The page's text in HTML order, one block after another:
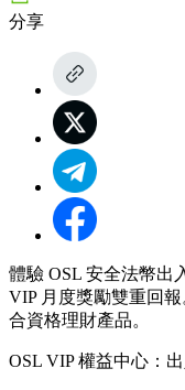
分享
體驗 OSL 安全法幣出
VIP 月度獎勵雙重回
合資格理財產品。
OSL VIP 權益中心：